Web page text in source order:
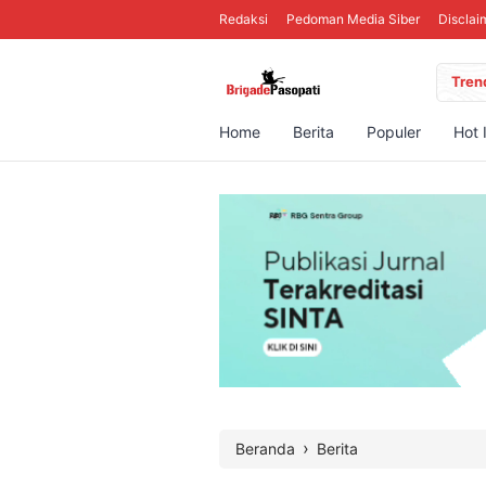
Redaksi Pedoman Media Siber
Home Berita Populer Hot
Beranda › Berita